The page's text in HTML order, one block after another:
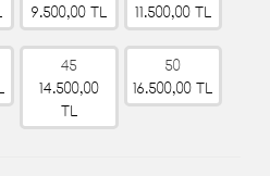
9.500,00 TL
11.500,00 TL
45
14.500,00
TL
50
16.500,00 TL